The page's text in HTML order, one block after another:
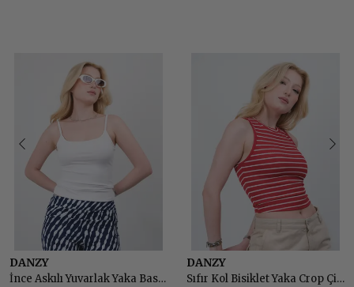
DANZY
İnce Askılı Yuvarlak Yaka Basic Atlet
DANZY
Sıfır Kol Bisiklet Yaka Crop Çizgili Atlet Body